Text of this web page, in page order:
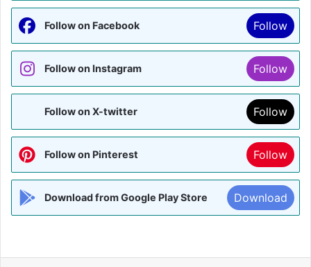
Follow on Facebook Follow
Follow on Instagram Follow
Follow on X-twitter Follow
Follow on Pinterest Follow
Download from Google Play Store Download